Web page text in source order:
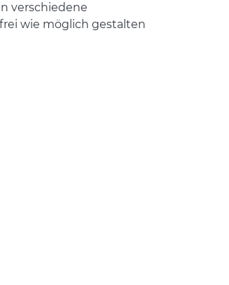
verschiedene
wie möglich gestalten